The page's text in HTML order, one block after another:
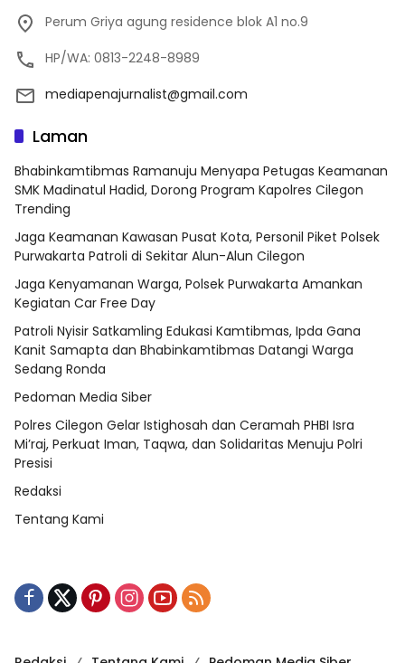
Perum Griya agung residence blok A1 no.9
HP/WA: 0813-2248-8989
mediapenajurnalist@gmail.com
Laman
Bhabinkamtibmas Ramanuju Menyapa Petugas Keamanan
SMK Madinatul Hadid, Dorong Program Kapolres Cilegon
Trending
Jaga Keamanan Kawasan Pusat Kota, Personil Piket Polsek
Purwakarta Patroli di Sekitar Alun-Alun Cilegon
Jaga Kenyamanan Warga, Polsek Purwakarta Amankan
Kegiatan Car Free Day
Patroli Nyisir Satkamling Edukasi Kamtibmas, Ipda Gana
Kanit Samapta dan Bhabinkamtibmas Datangi Warga
Sedang Ronda
Pedoman Media Siber
Polres Cilegon Gelar Istighosah dan Ceramah PHBI Isra
Mi’raj, Perkuat Iman, Taqwa, dan Solidaritas Menuju Polri
Presisi
Redaksi
Tentang Kami